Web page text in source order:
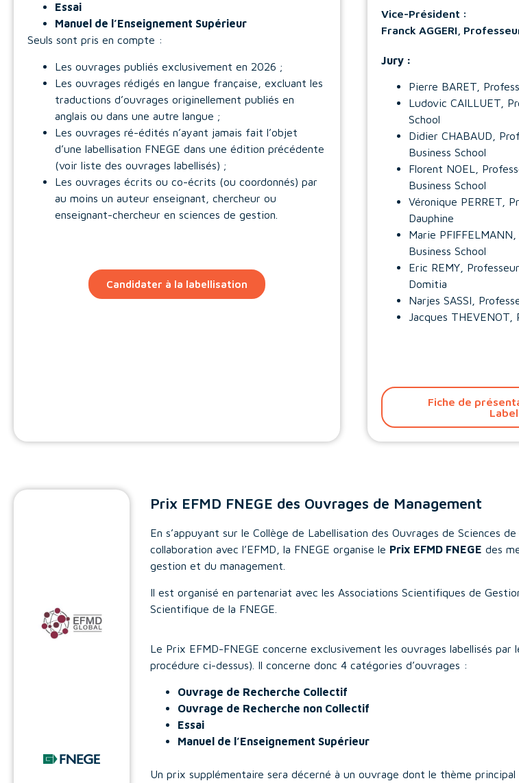
Essai
Manuel de l’Enseignement Supérieur
Seuls sont pris en compte :
Les ouvrages publiés exclusivement en 2026 ;
Les ouvrages rédigés en langue française, excluant les
traductions d’ouvrages originellement publiés en
anglais ou dans une autre langue ;
Les ouvrages ré-édités n’ayant jamais fait l’objet
d’une labellisation FNEGE dans une édition précédente
(voir liste des ouvrages labellisés) ;
Les ouvrages écrits ou co-écrits (ou coordonnés) par
au moins un auteur enseignant, chercheur ou
enseignant-chercheur en sciences de gestion.
Candidater à la labellisation
Vice-Président :
Franck AGGERI,
Jury :
Pierre BARET,
Ludovic CAILLUET,
School
Didier CHABAUD,
Business School
Florent NOEL,
Business School
Véronique PERRET,
Dauphine
Marie
Business School
Eric REMY,
Domitia
Narjes SASSI,
Jacques THEVENOT,
Fiche de
Prix EFMD FNEGE des Ouvrages de Management
En s’appuyant sur le Collège de Labellisation des Ouvrages de Sciences
collaboration avec l’EFMD, la FNEGE organise le Prix EFMD FNEGE des
gestion et du management.
Il est organisé en partenariat avec les Associations Scientifiques de
Scientifique de la FNEGE.
Le Prix EFMD-FNEGE concerne exclusivement les ouvrages labellisés par
procédure ci-dessus). Il concerne donc 4 catégories d’ouvrages :
Ouvrage de Recherche Collectif
Ouvrage de Recherche non Collectif
Essai
Manuel de l’Enseignement Supérieur
Un prix supplémentaire sera décerné à un ouvrage dont le thème